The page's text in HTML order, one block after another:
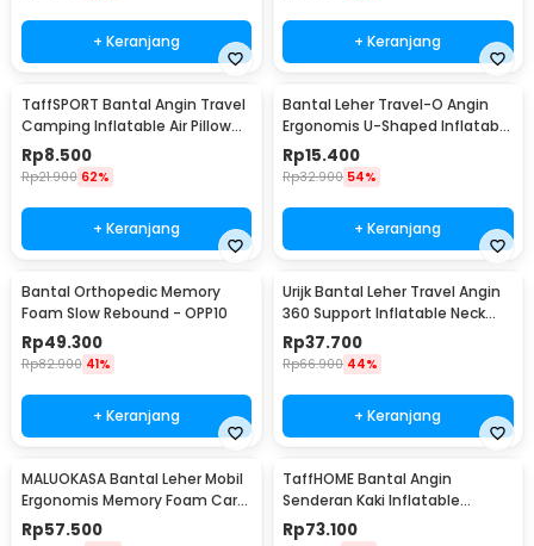
+ Keranjang + Keranjang
TaffSPORT Bantal Angin Travel
Camping Inflatable Air Pillow
380x240mm - BAT23
Rp8.500
Rp21.900 62%
+ Keranjang
Bantal Leher Travel-O Angin
Ergonomis U-Shaped Inflatable
Neck Pillow - RH40
Rp15.400
Rp32.900 54%
+ Keranjang
Bantal Orthopedic Memory
Foam Slow Rebound - OPP10
Rp49.300
Rp82.900 41%
+ Keranjang
Urijk Bantal Leher Travel Angin
360 Support Inflatable Neck
Pillow - M1345
Rp37.700
Rp66.900 44%
+ Keranjang
MALUOKASA Bantal Leher Mobil
Ergonomis Memory Foam Car
Headrest Pillow - M3D
Rp57.500
TaffHOME Bantal Angin
Senderan Kaki Inflatable
Footrest Pillow - BAT24
Rp73.100